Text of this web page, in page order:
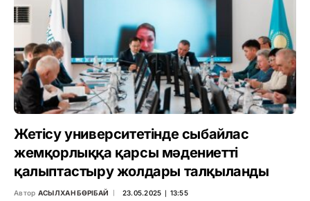
Жетісу университетінде сыбайлас
жемқорлыққа қарсы мәдениетті
қалыптастыру жолдары талқыланды
Автор АСЫЛХАН БӨРІБАЙ 23.05.2025 ∣ 13:55